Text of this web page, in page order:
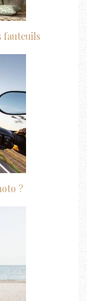
fauteuils
?